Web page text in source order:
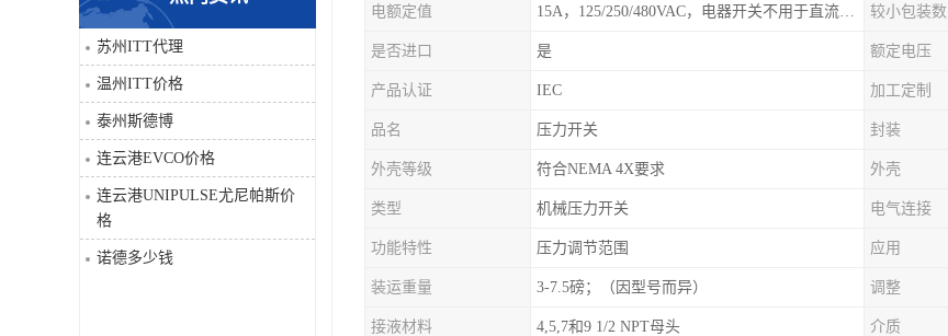
科比
三菱
DRPAG
苏州ITT代理
温州ITT价格
泰州斯德博
连云港EVCO价格
连云港UNIPULSE尤尼帕斯价
格
诺德多少钱
电额定值 15A，125/250/480VAC，电器开关不用于直流电源形式 较小包装数
是否进口 是 额定电压
产品认证 IEC 加工定制
品名 压力开关 封装
外壳等级 符合NEMA 4X要求 外壳
类型 机械压力开关 电气连接
功能特性 压力调节范围 应用
装运重量 3-7.5磅；（因型号而异） 调整
接液材料 4,5,7和9 1/2 NPT母头 介质